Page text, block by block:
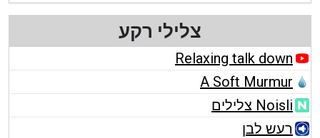
צלילי רקע
Relaxing talk down
A Soft Murmur
Noisli צלילים
רעש לבן